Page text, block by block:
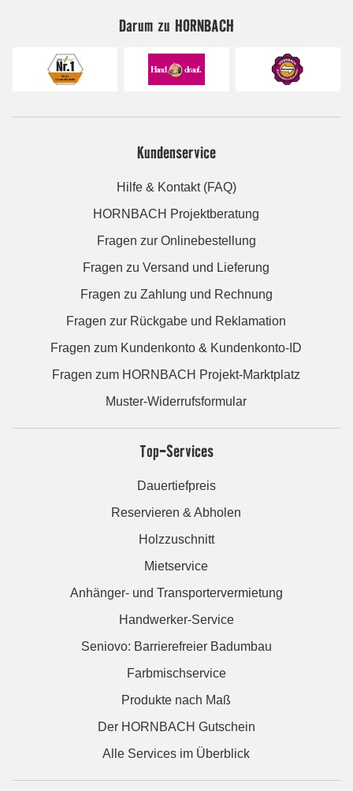
Darum zu HORNBACH
Kundenservice
Hilfe & Kontakt (FAQ)
HORNBACH Projektberatung
Fragen zur Onlinebestellung
Fragen zu Versand und Lieferung
Fragen zu Zahlung und Rechnung
Fragen zur Rückgabe und Reklamation
Fragen zum Kundenkonto & Kundenkonto-ID
Fragen zum HORNBACH Projekt-Marktplatz
Muster-Widerrufsformular
Top-Services
Dauertiefpreis
Reservieren & Abholen
Holzzuschnitt
Mietservice
Anhänger- und Transportervermietung
Handwerker-Service
Seniovo: Barrierefreier Badumbau
Farbmischservice
Produkte nach Maß
Der HORNBACH Gutschein
Alle Services im Überblick